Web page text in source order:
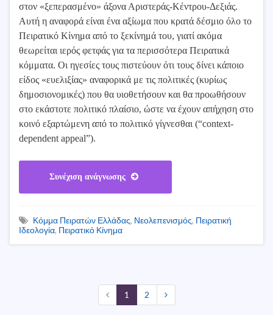
στον «ξεπερασμένο» άξονα Αριστεράς-Κέντρου-Δεξιάς.
Αυτή η αναφορά είναι ένα αξίωμα που κρατά δέσμιο όλο το
Πειρατικό Κίνημα από το ξεκίνημά του, γιατί ακόμα
θεωρείται ιερός φετφάς για τα περισσότερα Πειρατικά
κόμματα. Οι ηγεσίες τους πιστεύουν ότι τους δίνει κάποιο
είδος «ευελιξίας» αναφορικά με τις πολιτικές (κυρίως
δημοσιονομικές) που θα υιοθετήσουν και θα προωθήσουν
στο εκάστοτε πολιτικό πλαίσιο, ώστε να έχουν απήχηση στο
κοινό εξαρτώμενη από το πολιτικό γίγνεσθαι (“context-
dependent appeal”).
Συνέχιση ανάγνωσης
Κόμμα Πειρατών Ελλάδας, Νεολεπενισμός, Πειρατική
Ιδεολογία, Πειρατικό Κίνημα
1 2